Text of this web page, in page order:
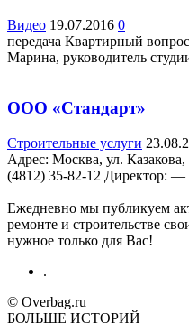
Видео 19.07.2016 0
передача Квартирный
Марина, руководитель
ООО «Стандарт»
Строительные услуги
Адрес: Москва, ул.
(4812) 35-82-12 Директор:
Ежедневно мы публикуем
ремонте и строительстве
нужное только для Вас!
.
© Overbag.ru
БОЛЬШЕ ИСТОРИЙ